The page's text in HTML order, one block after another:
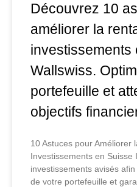
Découvrez 10
améliorer la
investissements
Wallswiss.
portefeuille et
objectifs
10 Astuces pour Améliorer
Investissements en
investissements avisés
de votre portefeuille et